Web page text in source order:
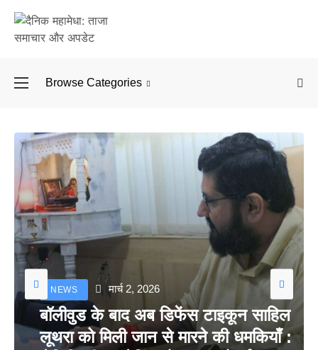
Browse Categories
NEWS मार्च 2, 2026
बॉलीवुड के बाद अब डिफेंस टाइकून साहिल
लूथरा को मिली जान से मारने की धमकियाँ :